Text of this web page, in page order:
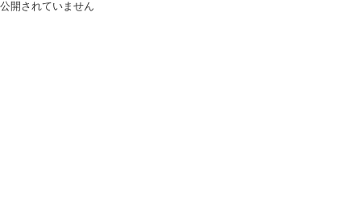
公開されていません